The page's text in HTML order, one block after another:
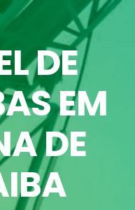
DE
EM
DE